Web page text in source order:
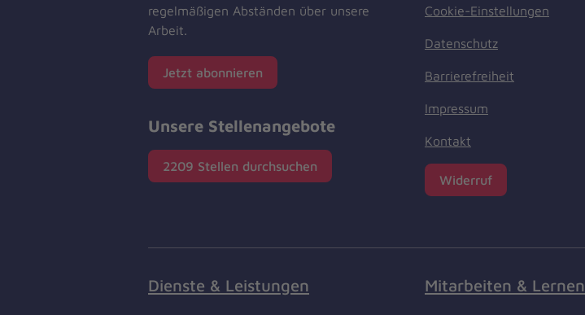
regelmäßigen Abständen über unsere
Arbeit.
Jetzt abonnieren
Unsere Stellenangebote
2209 Stellen durchsuchen
Cookie-Einstellungen
Datenschutz
Barrierefreiheit
Impressum
Kontakt
Widerruf
Dienste & Leistungen Mitarbeiten & Lernen